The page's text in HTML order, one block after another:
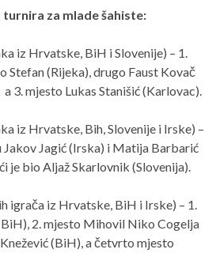
za mlade šahiste:
iz Hrvatske, BiH i Slovenije) – 1.
Stefan (Rijeka), drugo Faust Kovač
3. mjesto Lukas Stanišić (Karlovac).
iz Hrvatske, Bih, Slovenije i Irske) –
Jagić (Irska) i Matija Barbarić
je bio Aljaž Skarlovnik (Slovenija).
igrača iz Hrvatske, BiH i Irske) – 1.
2. mjesto Mihovil Niko Cogelja
(BiH), a četvrto mjesto